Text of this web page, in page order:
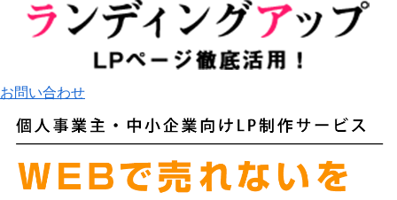
お問い合わせ